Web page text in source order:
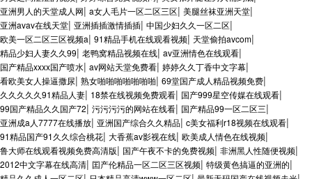
亚洲男人的天堂成人网| a女人毛片一区二区三区| 美腿丝袜亚洲天堂|
亚洲avav在线天堂| 亚洲插插激情插插| 中国少妇久久一区二区|
欧美一区二区三区视频a| 91精品手机在线观看视频| 天堂偷拍avcom|
精品少妇人妻久久99| 老鸭窝精品视频在线| av亚洲情色在线观看|
国产精品xxxx国产喷水| av网站天堂免费看| 婷婷久久丁香中文字幕|
看欧美女人操逼撒尿| 熟女啪啪啪啪啪啪啪| 69堂国产成人精品视频免费|
久久久久久91精品人妻| 18禁在线视频免费观看| 国产999星空传媒在线观看|
99国产精品久久国产72| 污污污污的网站在线看| 国产精品99一区二区三|
亚洲成a人7777在线播放| 亚洲国产综合久久精品| c美女福利r18视频在线观看|
91精品国产91久久综合桃花| 大香蕉av影视在线| 欧美成人情色在线视频|
鲁大师在线观看视频免费高清版| 国产午夜不卡的免费视频| 非洲黑人性随便视频|
2012中文字幕在线高清| 囯产伦精品一区二区三区视频| 特级黄色搞逼的亚洲的|